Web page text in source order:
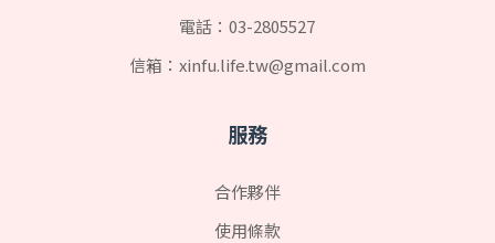
電話：03-2805527
信箱： xinfu.life.tw@gmail.com
服務
合作夥伴
使用條款